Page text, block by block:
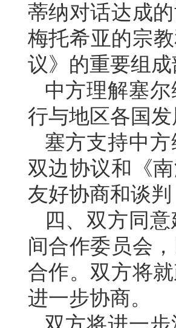
蒂纳对话达成
梅托希亚的宗
议》的重要组
中方理解塞
行与地区各国
塞方支持中
双边协议和《
友好协商和谈
四、双方同
间合作委员会
合作。双方将
进一步协商。